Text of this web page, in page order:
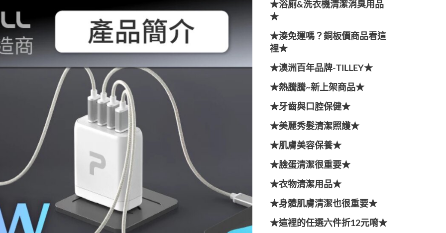
★浴廁&洗衣機清潔消臭用品
★
★湊免運嗎？銅板價商品看這
裡★
★澳洲百年品牌-TILLEY★
★熱騰騰~新上架商品★
★牙齒與口腔保健★
★美麗秀髮清潔照護★
★肌膚美容保養★
★臉蛋清潔很重要★
★衣物清潔用品★
★身體肌膚清潔也很重要★
★這裡的任選六件折12元唷★